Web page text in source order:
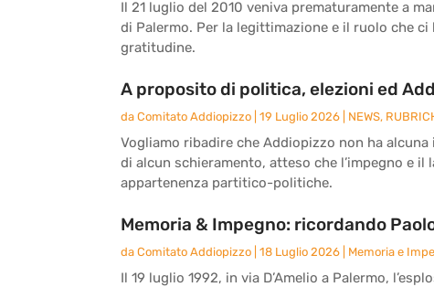
Il 21 luglio del 2010 veniva prematuramente a
di Palermo. Per la legittimazione e il ruolo che
gratitudine.
A proposito di politica, elezioni ed
da Comitato Addiopizzo 19 Luglio 2026 NEWS,
Vogliamo ribadire che Addiopizzo non ha
di alcun schieramento, atteso che l’impegno e
appartenenza partitico-politiche.
Memoria & Impegno: ricordando
da Comitato Addiopizzo 18 Luglio 2026 Memoria e
Il 19 luglio 1992, in via D’Amelio a Palermo,